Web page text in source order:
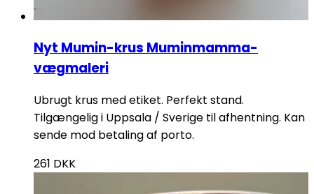
Nyt Mumin-krus Muminmamma-
vægmaleri
Ubrugt krus med etiket. Perfekt stand.
Tilgængelig i Uppsala / Sverige til afhentning. Kan
sende mod betaling af porto.
261 DKK